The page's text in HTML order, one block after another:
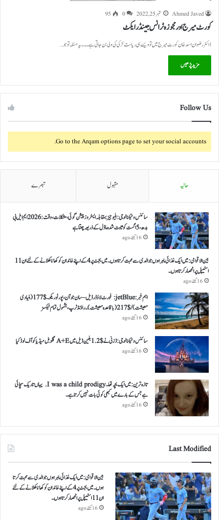
Ahmed Javed ستمبر 25, 2022 0
95
کورٹ میرج اور مجوزہ ٹرانس جینڈر ایکٹ
ڈاکٹر رضوان اسد خان کورٹ میرج میں تو ویسے ہی ریاست لڑکی کی ولی بن جاتی ہے۔۔۔یہ مسئلہ تو جو…
مزید پڑھیں
Follow Us
Go to the Arqam options page to set your social accounts.
حالیہ مقبول تبصرے
سائنس و ٹیکنالوجی: بلیو جیز بمقابلہ ایسٹروز پیشن گوئی، مشکلات، وقت: 2026 ایم ایل بی
بدھ، 5 اگست کو ثابت شدہ ماڈل کے ذریعہ چنتا ہے
16 گھنٹے ago
بین الاقوامی: میں ایک غذائی ماہر ہوں جو الدی سے محبت کرتا ہوں ۔ میں بجٹ پر 4 کے اپنے خاندان کو کھانا کھلانے کے لئے ان 11
اسٹیپل پر انحصار کرتا ہوں ۔
16 گھنٹے ago
اہم خبر: jetBlue: فورٹ لاؤڈرڈیل – سان جوآن، پورٹو ریکو ۔ $ 177 (بنیادی
معیشت) / $ 217 (باقاعدہ معیشت )۔ راؤنڈ ٹرپ، بشمول تمام ٹیکسز
16 گھنٹے ago
سائنس و ٹیکنالوجی: ڈزنی نے $ 1.2 بلین ڈیل میں A+E گلوبل میڈیا کو آف لوڈ کیا
16 گھنٹے ago
تازہ ترین: میں ایک بچہ تھا ۔ I was a child prodigy. یہاں تاریک سچائی
ہے جس کے بارے میں کبھی کوئی بات نہیں کرتا ہے ۔
16 گھنٹے ago
Last Modified
بین الاقوامی: میں ایک غذائی ماہر ہوں جو الدی سے محبت کرتا
ہوں ۔ میں بجٹ پر 4 کے اپنے خاندان کو کھانا کھلانے کے لئے
ان 11 اسٹیپل پر انحصار کرتا ہوں ۔
16 گھنٹے ago